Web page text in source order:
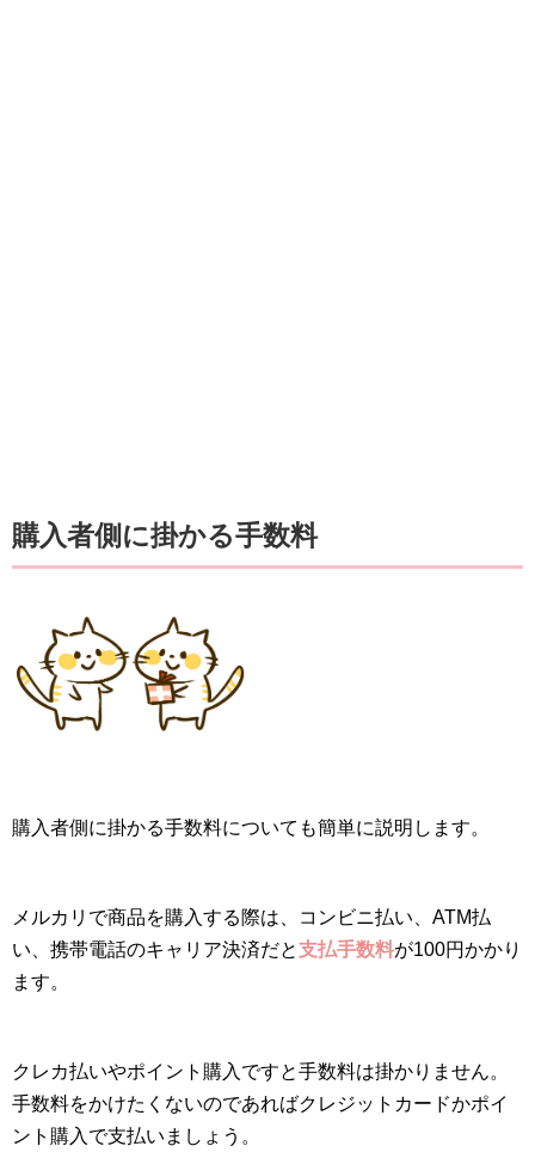
購入者側に掛かる手数料
購入者側に掛かる手数料についても簡単に説明します。
メルカリで商品を購入する際は、コンビニ払い、ATM払
い、携帯電話のキャリア決済だと支払手数料が100円かかり
ます。
クレカ払いやポイント購入ですと手数料は掛かりません。
手数料をかけたくないのであればクレジットカードかポイ
ント購入で支払いましょう。